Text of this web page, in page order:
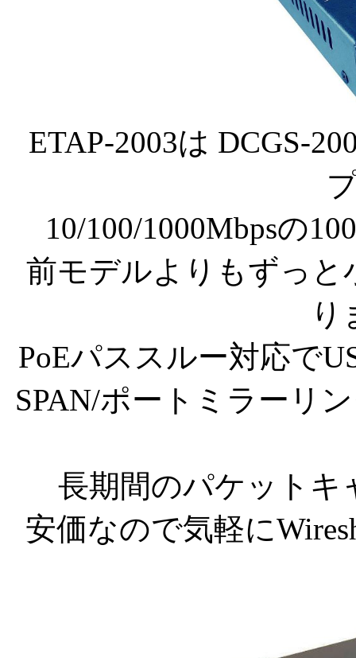
ETAP-2003は DCGS-
10/100/1000Mbpsの
前モデルよりもずっ
り
PoEパススルー対応で
SPAN/ポートミラーリ
長期間のパケットキ
安価なので気軽に